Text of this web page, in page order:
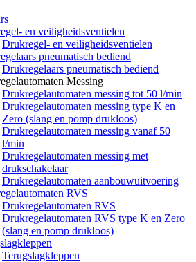
en veiligheidsventielen
Drukregel- en veiligheidsventielen
pneumatisch bediend
Drukregelaars pneumatisch bediend
Messing
Drukregelautomaten messing tot 50 l/min
Drukregelautomaten messing type K en
Zero (slang en pomp drukloos)
Drukregelautomaten messing vanaf 50
l/min
Drukregelautomaten messing met
drukschakelaar
Drukregelautomaten aanbouwuitvoering
RVS
Drukregelautomaten RVS
Drukregelautomaten RVS type K en Zero
(slang en pomp drukloos)
Terugslagkleppen